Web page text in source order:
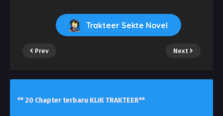
Trakteer Sekte Novel
Prev Next
** 20 Chapter terbaru KLIK TRAKTEER**